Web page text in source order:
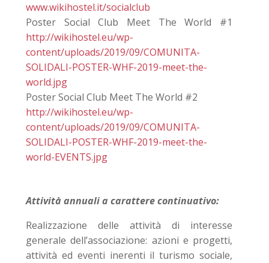
www.wikihostel.it/socialclub
Poster Social Club Meet The World #1
http://wikihostel.eu/wp-
content/uploads/2019/09/COMUNITA-
SOLIDALI-POSTER-WHF-2019-meet-the-
world.jpg
Poster Social Club Meet The World #2
http://wikihostel.eu/wp-
content/uploads/2019/09/COMUNITA-
SOLIDALI-POSTER-WHF-2019-meet-the-
world-EVENTS.jpg
Attività annuali a carattere continuativo:
Realizzazione delle attività di interesse
generale dell’associazione: azioni e progetti,
attività ed eventi inerenti il turismo sociale,